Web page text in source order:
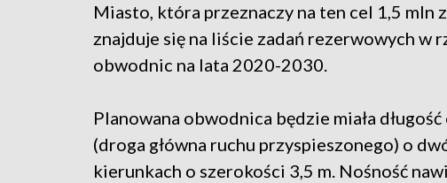
Miasto, która przeznaczy na ten cel 1,5 mln
znajduje się na liście zadań rezerwowych w
obwodnic na lata 2020-2030.
Planowana obwodnica będzie miała
(droga główna ruchu przyspieszonego) o
kierunkach o szerokości 3,5 m. Nośność